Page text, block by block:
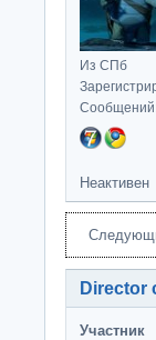
Из СПб
Неактивен
Director
Участник